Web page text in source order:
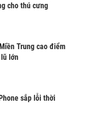
cho thú cưng
Trung cao điểm
lớn
sắp lỗi thời